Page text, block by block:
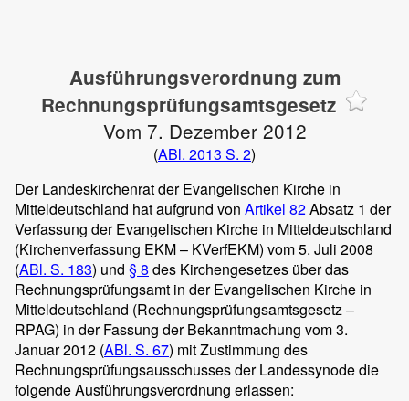
Ausführungsverordnung zum
Rechnungsprüfungsamtsgesetz
Vom 7. Dezember 2012
(ABl. 2013 S. 2)
Der Landeskirchenrat der Evangelischen Kirche in
Mitteldeutschland hat aufgrund von Artikel 82Absatz 1 der
Verfassung der Evangelischen Kirche in Mitteldeutschland
(Kirchenverfassung EKM – KVerfEKM) vom 5. Juli 2008
(ABl. S. 183) und § 8 des Kirchengesetzes über das
Rechnungsprüfungsamt in der Evangelischen Kirche in
Mitteldeutschland (Rechnungsprüfungsamtsgesetz –
RPAG) in der Fassung der Bekanntmachung vom 3.
Januar 2012 (ABl. S. 67) mit Zustimmung des
Rechnungsprüfungsausschusses der Landessynode die
folgende Ausführungsverordnung erlassen: